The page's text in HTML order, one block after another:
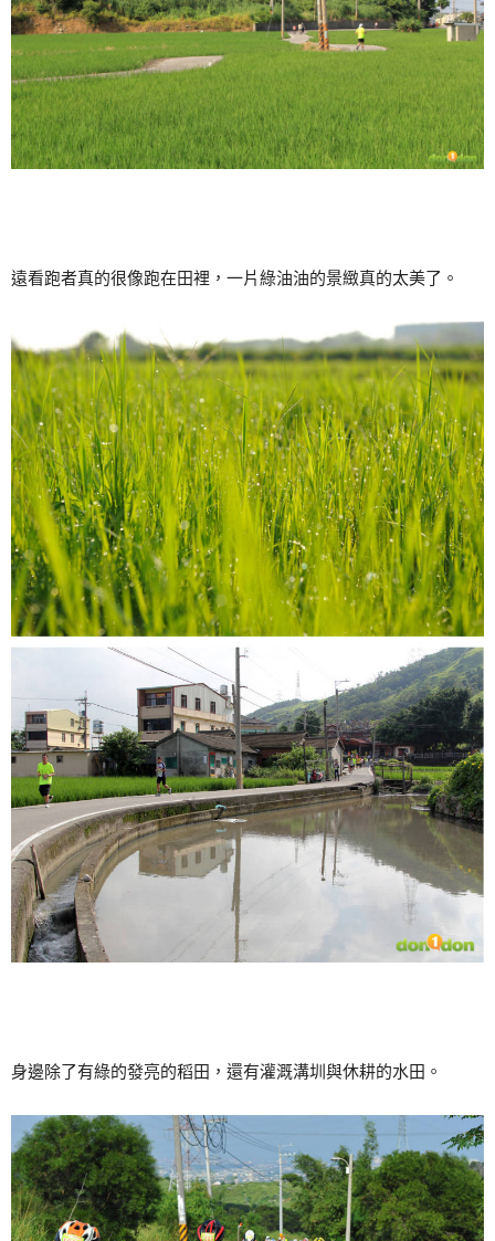
遠看跑者真的很像跑在田裡，一片綠油油的景緻真的太美了。
身邊除了有綠的發亮的稻田，還有灌溉溝圳與休耕的水田。